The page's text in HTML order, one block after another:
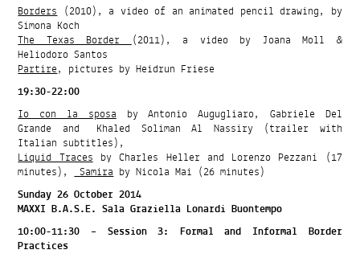
Borders(2010), a video of an animated pencil drawing, by
Simona Koch
The Texas Border(2011), a video by Joana Moll &
Heliodoro Santos
Partire, pictures by Heidrun Friese
19:30-22:00
Io con la sposaby Antonio Augugliaro, Gabriele Del
Grande and Khaled Soliman Al Nassiry (trailer with
Italian subtitles),
Liquid Tracesby Charles Heller and Lorenzo Pezzani (17
minutes),Samiraby Nicola Mai (26 minutes)
Sunday 26 October 2014
MAXXI B.A.S.E. Sala Graziella Lonardi Buontempo
10:00-11:30 – Session 3: Formal and Informal Border
Practices